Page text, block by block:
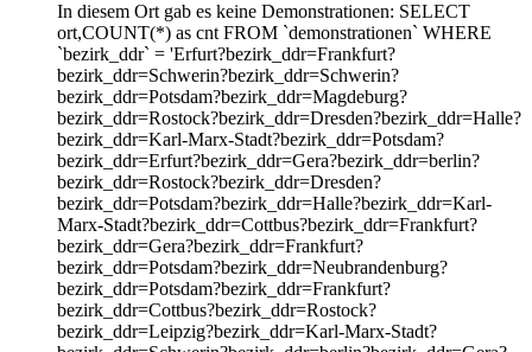
In diesem Ort gab es keine Demonstrationen: SELECT
ort,COUNT(*) as cnt FROM `demonstrationen` WHERE
`bezirk_ddr` = 'Erfurt?bezirk_ddr=Frankfurt?
bezirk_ddr=Schwerin?bezirk_ddr=Schwerin?
bezirk_ddr=Potsdam?bezirk_ddr=Magdeburg?
bezirk_ddr=Rostock?bezirk_ddr=Dresden?bezirk_ddr=Halle?
bezirk_ddr=Karl-Marx-Stadt?bezirk_ddr=Potsdam?
bezirk_ddr=Erfurt?bezirk_ddr=Gera?bezirk_ddr=berlin?
bezirk_ddr=Rostock?bezirk_ddr=Dresden?
bezirk_ddr=Potsdam?bezirk_ddr=Halle?bezirk_ddr=Karl-
Marx-Stadt?bezirk_ddr=Cottbus?bezirk_ddr=Frankfurt?
bezirk_ddr=Gera?bezirk_ddr=Frankfurt?
bezirk_ddr=Potsdam?bezirk_ddr=Neubrandenburg?
bezirk_ddr=Potsdam?bezirk_ddr=Frankfurt?
bezirk_ddr=Cottbus?bezirk_ddr=Rostock?
bezirk_ddr=Leipzig?bezirk_ddr=Karl-Marx-Stadt?